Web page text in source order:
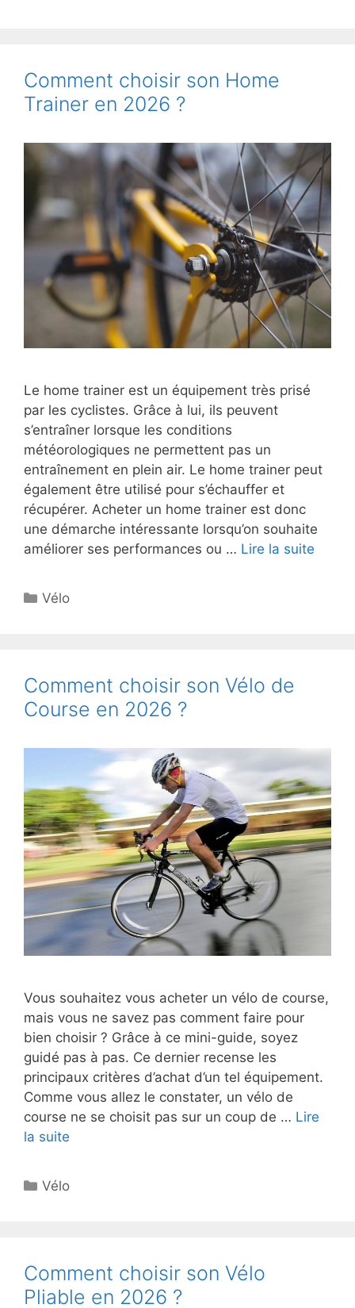
Comment choisir son Home
Trainer en 2026 ?
Le home trainer est un équipement très prisé
par les cyclistes. Grâce à lui, ils peuvent
s’entraîner lorsque les conditions
météorologiques ne permettent pas un
entraînement en plein air. Le home trainer peut
également être utilisé pour s’échauffer et
récupérer. Acheter un home trainer est donc
une démarche intéressante lorsqu’on souhaite
améliorer ses performances ou … Lire la suite
Catégories
Vélo
Comment choisir son Vélo de
Course en 2026 ?
Vous souhaitez vous acheter un vélo de course,
mais vous ne savez pas comment faire pour
bien choisir ? Grâce à ce mini-guide, soyez
guidé pas à pas. Ce dernier recense les
principaux critères d’achat d’un tel équipement.
Comme vous allez le constater, un vélo de
course ne se choisit pas sur un coup de … Lire
la suite
Catégories
Vélo
Comment choisir son Vélo
Pliable en 2026 ?